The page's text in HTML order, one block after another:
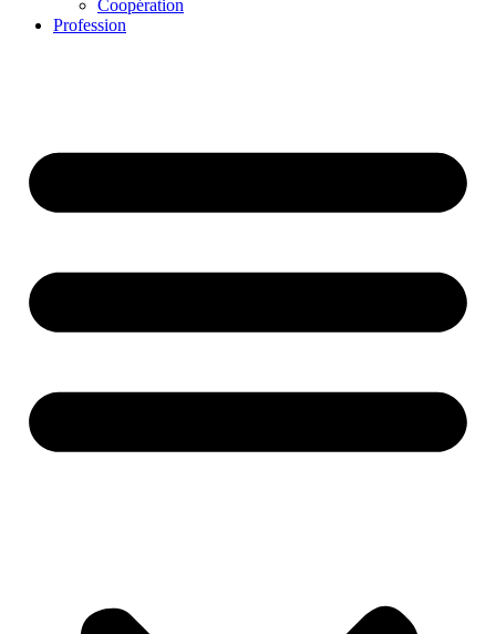
Coopération
Profession